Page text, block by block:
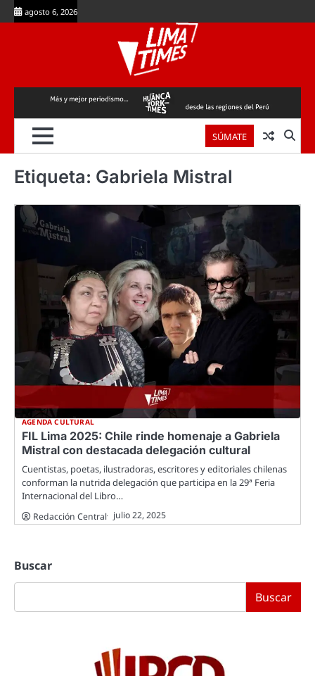
Skip
to
agosto 6, 2026
SÚMATE
Etiqueta: Gabriela Mistral
AGENDA CULTURAL
FIL Lima 2025: Chile rinde homenaje a Gabriela
Mistral con destacada delegación cultural
Cuentistas, poetas, ilustradoras, escritores y editoriales chilenas
conforman la nutrida delegación que participa en la 29ª Feria
Internacional del Libro…
Redacción Central julio 22, 2025
Buscar
Buscar